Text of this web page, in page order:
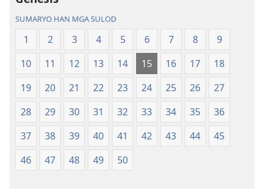
nga
Kalibotan
nga
Hubad
han
Baraan
nga
Kasuratan
SUMARYO HAN MGA SULOD
1 2 3 4 5 6 7 8
9
10
11 12 13 14 15 16 17
18
19
20 21 22 23 24 25 26
27
28
29 30 31 32 33 34 35
36
37
38 39 40 41 42 43 44
45
46
47 48 49 50